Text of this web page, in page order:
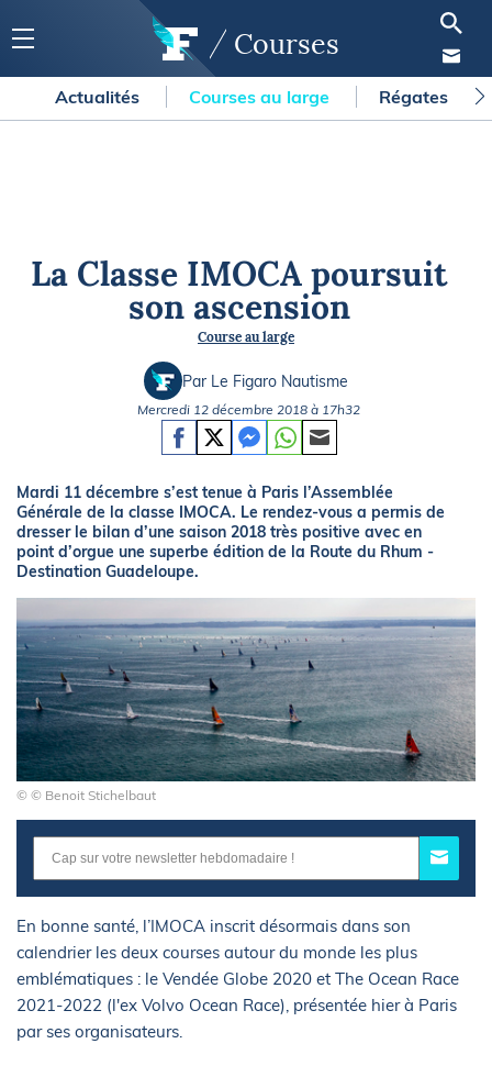
Courses
Actualités Courses au large Régates
La Classe IMOCA poursuit
son ascension
Course au large
Par Le Figaro Nautisme
Mercredi 12 décembre 2018 à 17h32
Mardi 11 décembre s’est tenue à Paris l’Assemblée
Générale de la classe IMOCA. Le rendez-vous a permis de
dresser le bilan d’une saison 2018 très positive avec en
point d’orgue une superbe édition de la Route du Rhum -
Destination Guadeloupe.
© © Benoit Stichelbaut
En bonne santé, l’IMOCA inscrit désormais dans son
calendrier les deux courses autour du monde les plus
emblématiques : le Vendée Globe 2020 et The Ocean Race
2021-2022 (l'ex Volvo Ocean Race), présentée hier à Paris
par ses organisateurs.